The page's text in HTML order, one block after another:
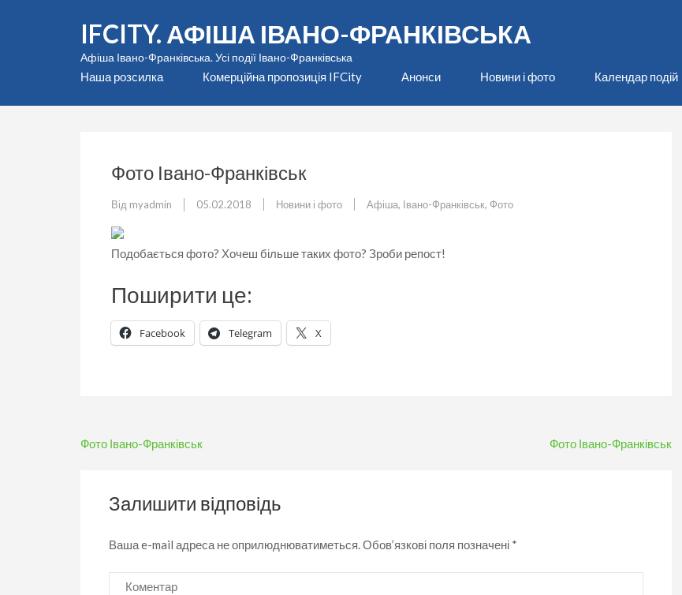
IFCITY. АФІША ІВАНО-ФРАНКІВСЬКА
Афіша Івано-Франківська. Усі події Івано-Франківська
Наша розсилка Комерційна пропозиція IFCity Анонси Новини і фото Календар подій
Фото Івано-Франківськ
Від myadmin 05.02.2018 Новини і фото Афіша, Івано-Франківськ, Фото
Подобається фото? Хочеш більше таких фото? Зроби репост!
Поширити це:
Facebook Telegram X
Навігація
Фото Івано-Франківськ Фото Івано-Франківськ
Залишити відповідь
Ваша e-mail адреса не оприлюднюватиметься.Обов’язкові поля позначені *
Коментар